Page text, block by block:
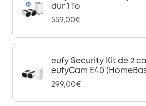
dur 1 To
559,00€
eufy Security Kit de 2
eufyCam E40
299,00€